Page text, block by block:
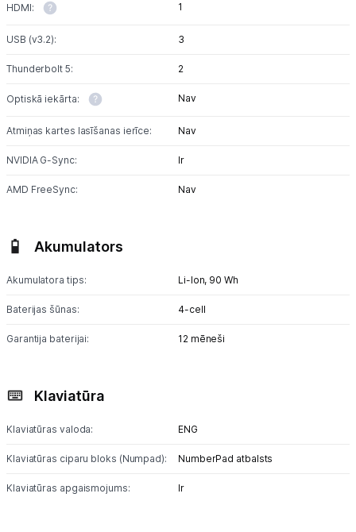
HDMI: 1
USB (v3.2): 3
Thunderbolt 5: 2
Optiskā iekārta: Nav
Atmiņas kartes lasīšanas ierīce: Nav
NVIDIA G-Sync: Ir
AMD FreeSync: Nav
Akumulators
Akumulatora tips: Li-lon, 90 Wh
Baterijas šūnas: 4-cell
Garantija baterijai: 12 mēneši
Klaviatūra
Klaviatūras valoda: ENG
Klaviatūras ciparu bloks (Numpad): NumberPad atbalsts
Klaviatūras apgaismojums: Ir